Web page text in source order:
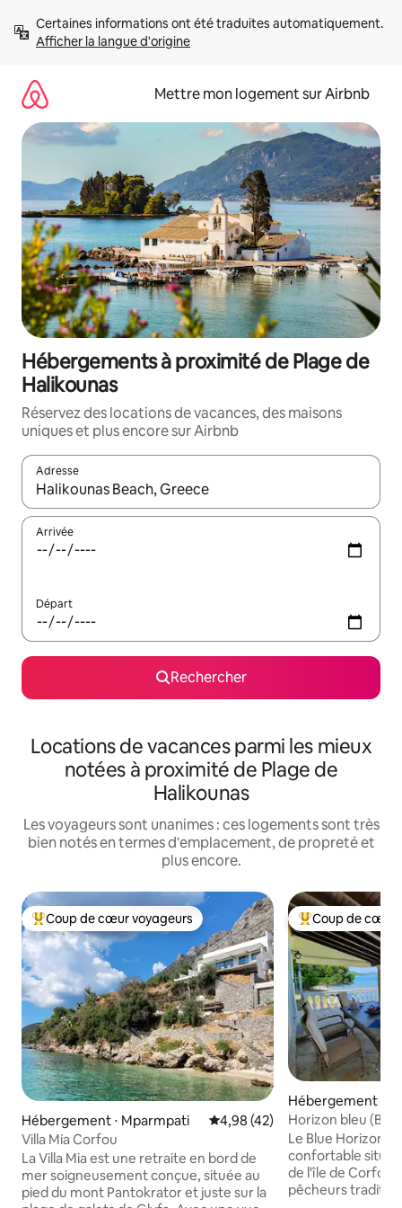
directement
Afficher la langue d'origine
Mettre mon logement sur Airbnb
Hébergements à proximité de Plage de
Halikounas
Réservez des locations de vacances, des maisons
uniques et plus encore sur Airbnb
Adresse
Lorsque les résultats s'affichent, utilisez les flèches vers le
Arrivée
Départ
Rechercher
Locations de vacances parmi les mieux
notées à proximité de Plage de
Halikounas
Les voyageurs sont unanimes : ces logements sont très
bien notés en termes d'emplacement, de propreté et
plus encore.
Coups de cœur voyageurs les plus appréciés
Coup de cœur voyageurs
Hébergement ⋅ Mparmpati Évaluation moyenne sur la
4,98 (42)
Villa Mia Corfou
La Villa Mia est une retraite en bord de
mer soigneusement conçue, située au
pied du mont Pantokrator et juste sur la
Coups de cœur
Coup de cœur
Hébergement ⋅
Horizon bleu
Le Blue Horizon
confortable
de l'île de Corfou
pêcheurs